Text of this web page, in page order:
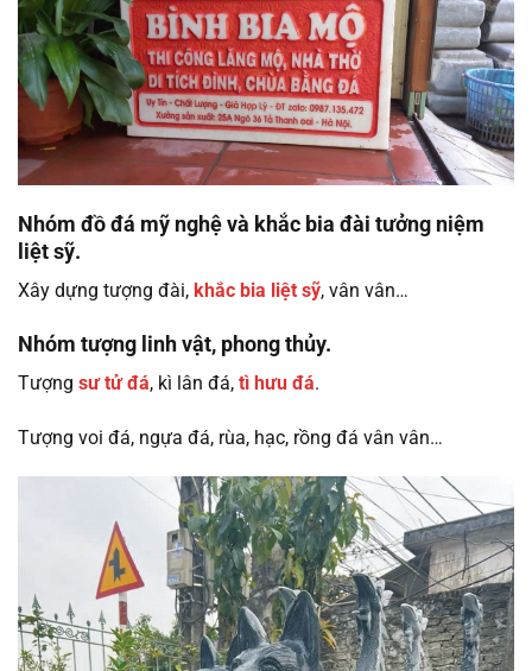
Nhóm đồ đá mỹ nghệ và khắc bia đài tưởng niệm
liệt sỹ.
Xây dựng tượng đài, khắc bia liệt sỹ, vân vân…
Nhóm tượng linh vật, phong thủy.
Tượng sư tử đá, kì lân đá, tì hưu đá.
Tượng voi đá, ngựa đá, rùa, hạc, rồng đá vân vân…